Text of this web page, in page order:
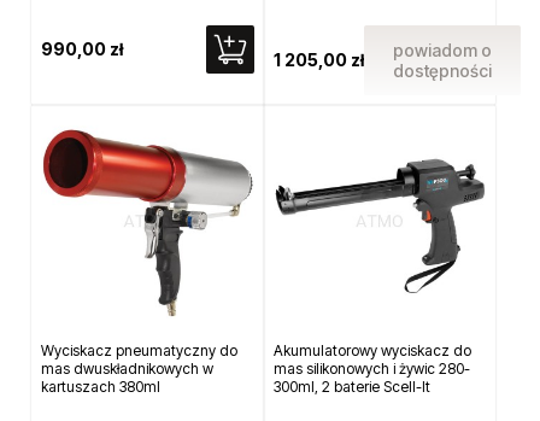
990,00 zł
1 205,00 zł
powiadom o
dostępności
Wyciskacz pneumatyczny do
mas dwuskładnikowych w
kartuszach 380ml
Akumulatorowy wyciskacz do
mas silikonowych i żywic 280-
300ml, 2 baterie Scell-It